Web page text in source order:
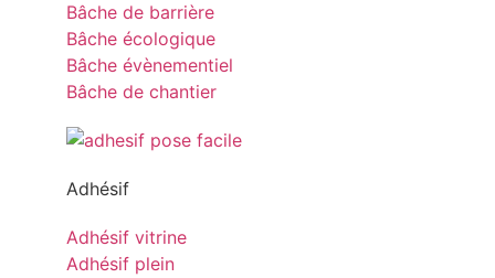
Bâche de barrière
Bâche écologique
Bâche évènementiel
Bâche de chantier
Adhésif
Adhésif vitrine
Adhésif plein